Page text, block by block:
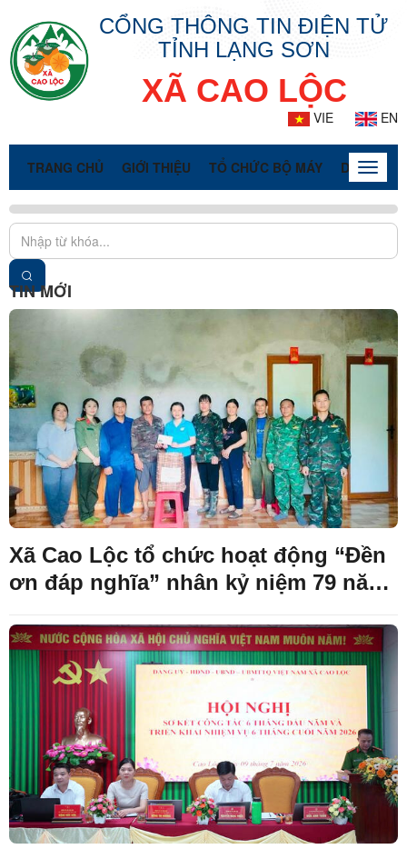
CỔNG THÔNG TIN ĐIỆN TỬ
TỈNH LẠNG SƠN
XÃ CAO LỘC
VIE EN
TRANG CHỦ GIỚI THIỆU TỔ CHỨC BỘ MÁY DOANH
Toggle
TIN MỚI
Xã Cao Lộc tổ chức hoạt động “Đền
ơn đáp nghĩa” nhân kỷ niệm 79 năm
(27/7/1947 - 27/7/2026)